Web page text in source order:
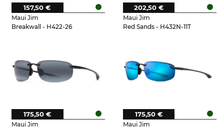
Maui Jim
Breakwall - H422-26
157,50 €
Maui Jim
Red Sands - H432N-11T
202,50 €
Maui Jim
175,50 €
Maui Jim
175,50 €